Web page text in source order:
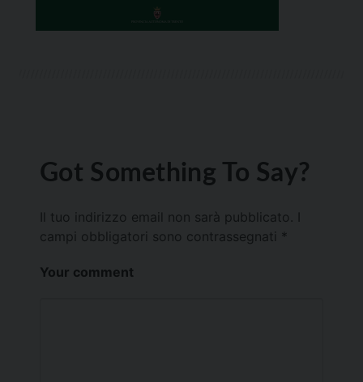
Got Something To Say?
Il tuo indirizzo email non sarà pubblicato.
campi obbligatori sono contrassegnati *
Your comment